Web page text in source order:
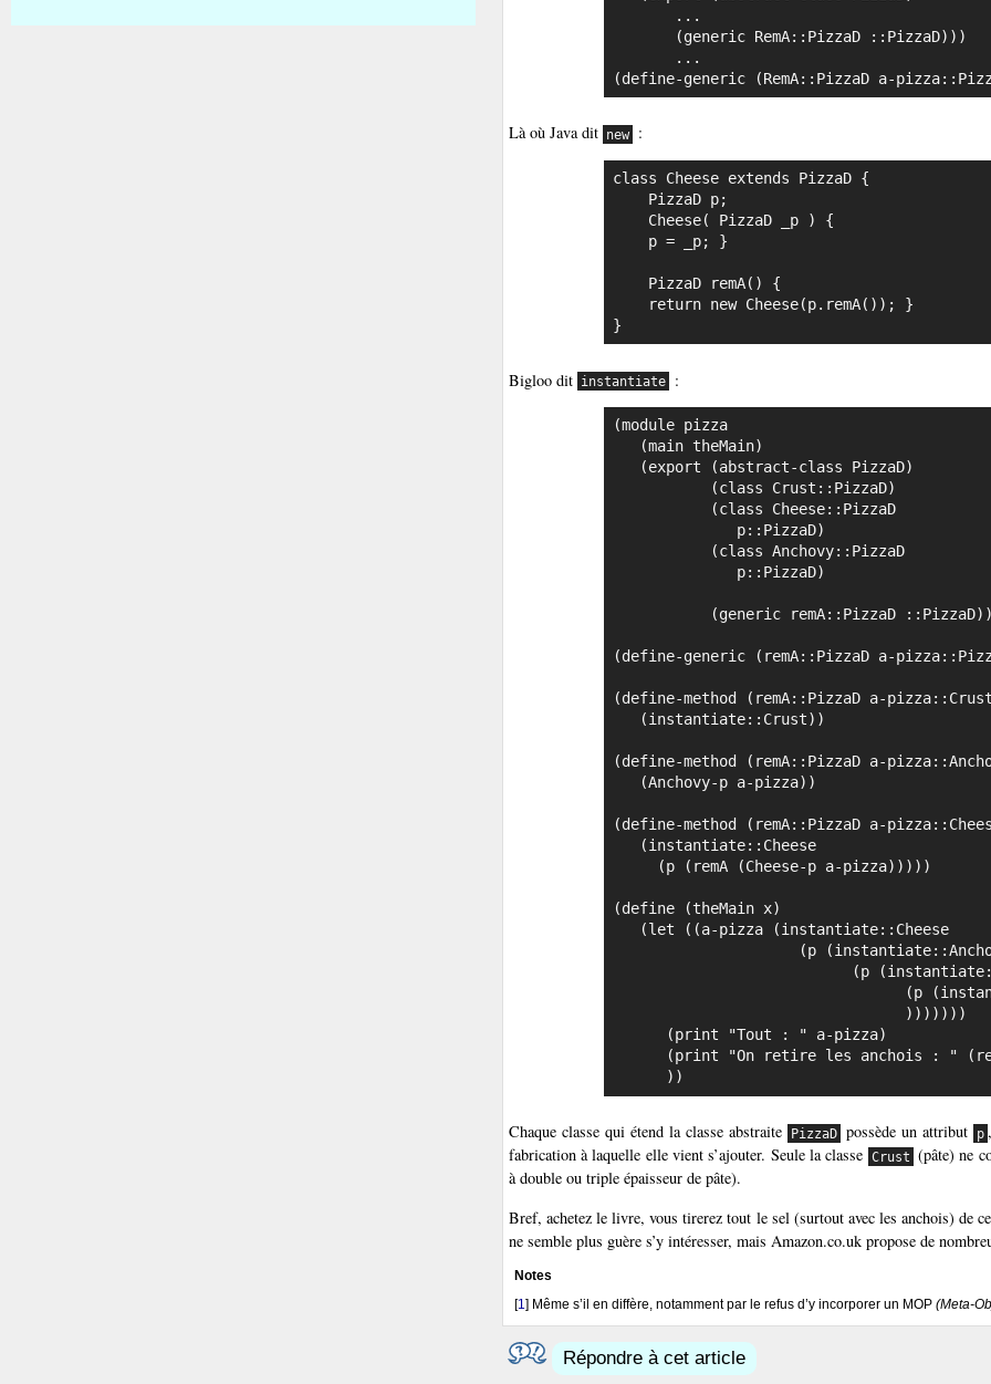
(define-generic (RemA::PizzaD a-
Là où Java dit new :
class Cheese extends PizzaD {
}
Bigloo dit instantiate :
(module pizza
(define-generic (remA::PizzaD a-
(define-method (remA::PizzaD a-
(define-method (remA::PizzaD a-
(define-method (remA::PizzaD a-
(define (theMain x)
      ))
Chaque classe qui étend la classe abstraite PizzaD possède un attribut p
fabrication à laquelle elle vient s’ajouter. Seule la classe Crust (pâte) ne
à double ou triple épaisseur de pâte).
Bref, achetez le livre, vous tirerez tout le sel (surtout avec les anchois) de
ne semble plus guère s’y intéresser, mais Amazon.co.uk propose de
Notes
[1] Même s’il en diffère, notamment par le refus d’y incorporer un MOP (Meta-
Répondre à cet article